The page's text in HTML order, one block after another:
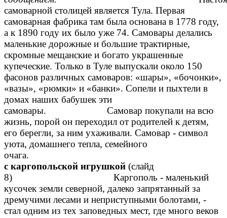
самоварной столицей является Тула. Первая
самоварная фабрика там была основана в 1778 году,
а к 1890 году их было уже 74. Самовары делались
маленькие дорожные и большие трактирные,
скромные мещанские и богато украшенные
купеческие. Только в Туле выпускали около 150
фасонов различных самоваров: «шары», «бочонки»,
«вазы», «рюмки» и «банки». Сопели и пыхтели в
домах наших бабушек эти
самовары. Самовар покупали на всю
жизнь, порой он переходил от родителей к детям,
его берегли, за ним ухаживали. Самовар - символ
уюта, домашнего тепла, семейного
с каргопольской игрушкой (слайд
8) Каргополь - маленький
кусочек земли северной, далеко запрятанный за
дремучими лесами и неприступными болотами, -
стал одним из тех заповедных мест, где много веков